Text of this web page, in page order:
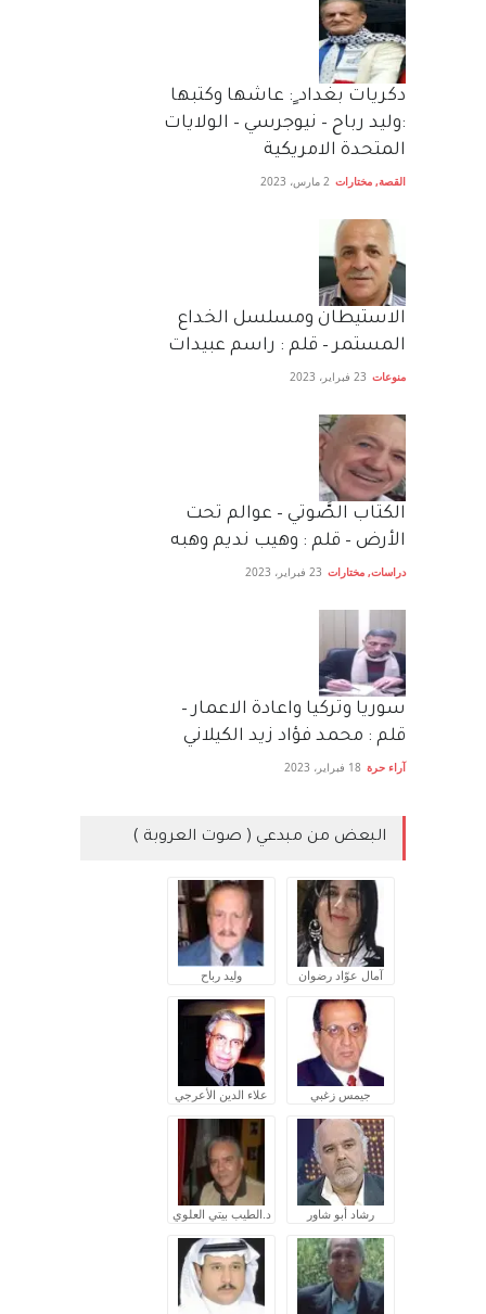
دكريات بغداد ٍ: عاشها وكتبها
:وليد رباح – نيوجرسي – الولايات
المتحدة الامريكية
القصة, مختارات 2 مارس، 2023
الاستيطان ومسلسل الخداع
المستمر – قلم : راسم عبيدات
منوعات 23 فبراير، 2023
الكتاب الصَّوتي – عوالم تحت
الأرض – قلم : وهيب نديم وهبه
دراسات, مختارات 23 فبراير، 2023
سوريا وتركيا واعادة الاعمار –
قلم : محمد فؤاد زيد الكيلاني
آراء حرة 18 فبراير، 2023
البعض من مبدعي ( صوت العروبة )
آمال عوّاد رضوان وليد رباح
جيمس زغبي علاء الدين الأعرجي
رشاد أبو شاور د.الطيب بيتي العلوي